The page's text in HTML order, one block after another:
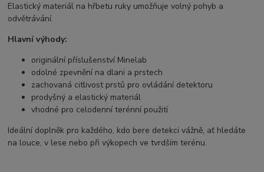
Elastický materiál na hřbetu ruky umožňuje volný pohyb a
odvětrávání.
Hlavní výhody:
originální příslušenství Minelab
odolné zpevnění na dlani a prstech
zachovaná citlivost prstů pro ovládání detektoru
prodyšný a elastický materiál
vhodné pro celodenní terénní použití
Ideální doplněk pro každého, kdo bere detekci vážně, ať hledáte
na louce, v lese nebo při výkopech ve tvrdším terénu.